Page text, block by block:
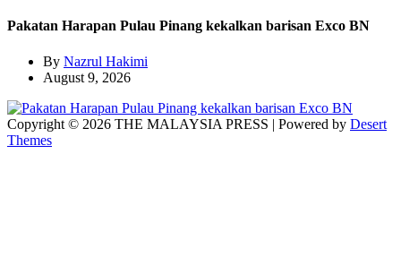
Pakatan Harapan Pulau Pinang kekalkan barisan Exco BN
By Nazrul Hakimi
August 9, 2026
Copyright © 2026 THE MALAYSIA PRESS | Powered by Desert
Themes